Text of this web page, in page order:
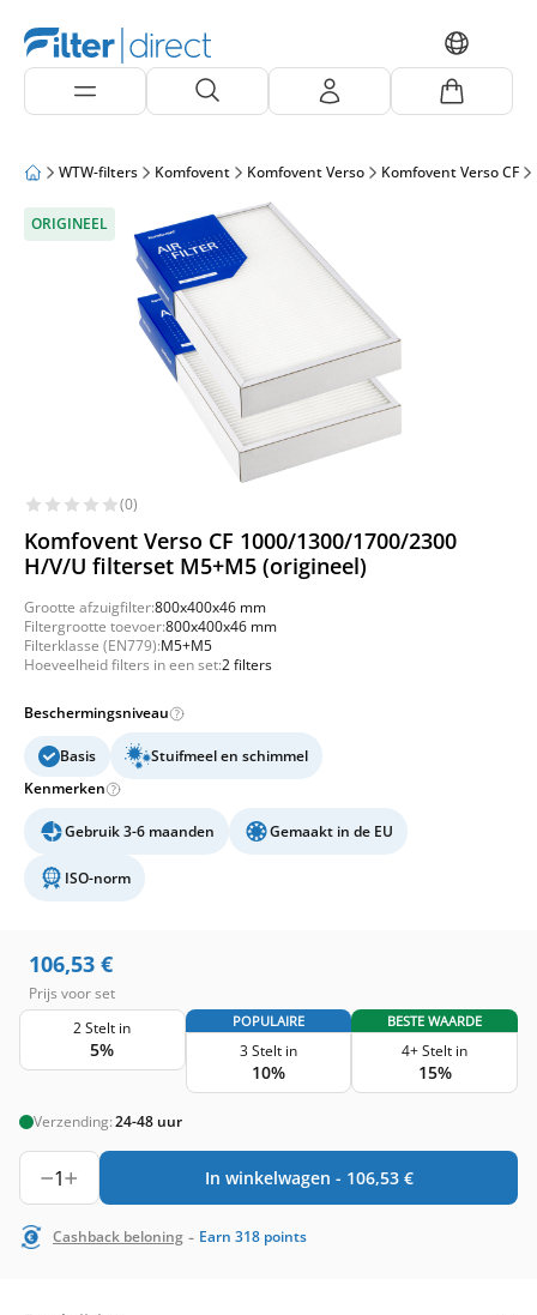
WTW-filters Komfovent Komfovent Verso Komfovent Verso CF
ORIGINEEL
(0)
Komfovent Verso CF 1000/1300/1700/2300
H/V/U filterset M5+M5 (origineel)
Grootte afzuigfilter:800x400x46 mm
Filtergrootte toevoer:800x400x46 mm
Filterklasse (EN779):M5+M5
Hoeveelheid filters in een set:2 filters
Beschermingsniveau
Basis
Stuifmeel en schimmel
Kenmerken
Gebruik 3-6 maanden Gemaakt in de EU
ISO-norm
106,53 €
Prijs voor set
2 Stelt in
5%
POPULAIRE
3 Stelt in
10%
BESTE WAARDE
4+ Stelt in
15%
Verzending:24-48 uur
1 In winkelwagen - 106,53 €
Cashback beloning - Earn 318 points